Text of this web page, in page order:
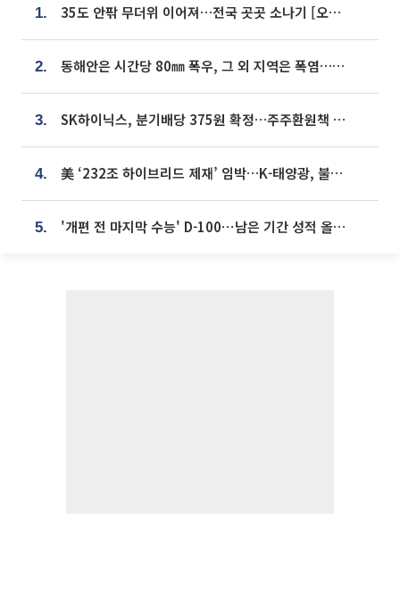
1. 35도 안팎 무더위 이어져…전국 곳곳 소나기 [오늘 날씨]
2. 동해안은 시간당 80㎜ 폭우, 그 외 지역은 폭염…‘극과 극 날씨’
3. SK하이닉스, 분기배당 375원 확정…주주환원책 9월로 앞당겨 발표
4. 美 ‘232조 하이브리드 제재’ 임박…K-태양광, 불확실성 털고 날개 다나
5. '개편 전 마지막 수능' D-100⋯남은 기간 성적 올릴 전략은